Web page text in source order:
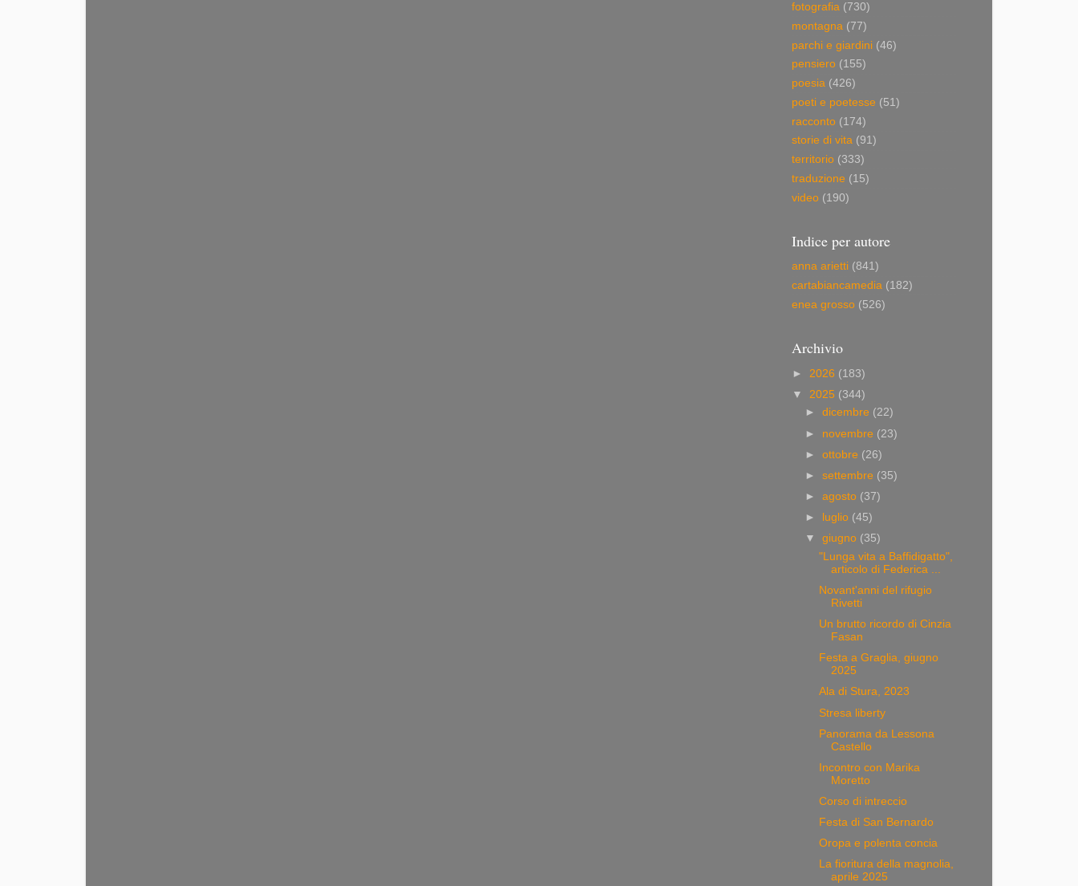
fotografia (730)
montagna (77)
parchi e giardini (46)
pensiero (155)
poesia (426)
poeti e poetesse (51)
racconto (174)
storie di vita (91)
territorio (333)
traduzione (15)
video (190)
Indice per autore
anna arietti (841)
cartabiancamedia (182)
enea grosso (526)
Archivio
► 2026 (183)
▼ 2025 (344)
►dicembre (22)
► novembre (23)
►ottobre (26)
►settembre (35)
►agosto (37)
►
luglio (45)
▼giugno (35)
"Lunga vita a Baffidigatto",
articolo di Federica ...
Novant'anni del rifugio
Rivetti
Un brutto ricordo di Cinzia
Fasan
Festa a Graglia, giugno
2025
Ala di Stura, 2023
Stresa liberty
Panorama da Lessona
Castello
Incontro con Marika
Moretto
Corso di intreccio
Festa di San Bernardo
Oropa e polenta concia
La fioritura della magnolia,
aprile 2025